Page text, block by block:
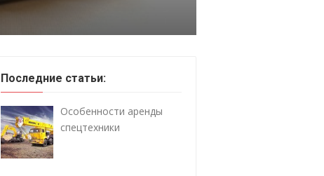
Последние статьи:
Особенности аренды
спецтехники